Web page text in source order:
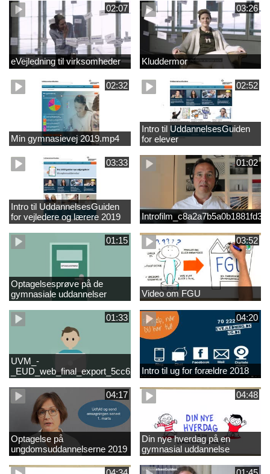
02:07
eVejledning til virksomheder
03:26
Kluddermor
02:32
Min gymnasievej 2019.mp4
02:52
Intro til UddannelsesGuiden
for elever
03:33
Intro til UddannelsesGuiden
for vejledere og lærere 2019
01:02
01:15
Optagelsesprøve på de
gymnasiale uddannelser
03:52
Video om FGU
01:33
UVM_-
04:20
Intro til ug for forældre 2018
04:17
Optagelse på
ungdomsuddannelserne 2019
04:48
Din nye hverdag på en
gymnasial uddannelse